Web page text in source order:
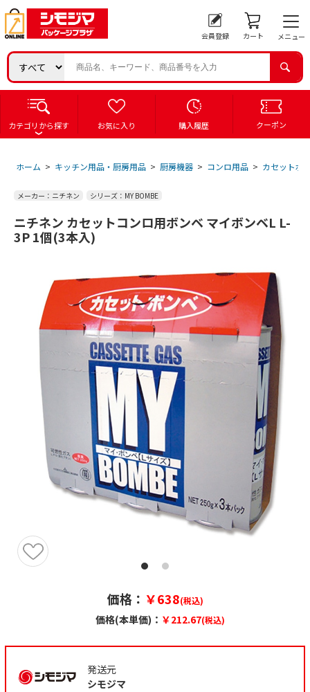
会員登録 カート メニュー
カテゴリから探す お気に入り 購入履歴 クーポン
ホーム > キッチン用品・厨房用品 > 厨房機器 > コンロ用品 > カセットボ
メーカー：ニチネン シリーズ：MY BOMBE
ニチネン カセットコンロ用ボンベ マイボンベL L-
3P 1個(3本入)
価格： ￥638(税込)
価格(本単価)： ￥212.67(税込)
発送元
シモジマ